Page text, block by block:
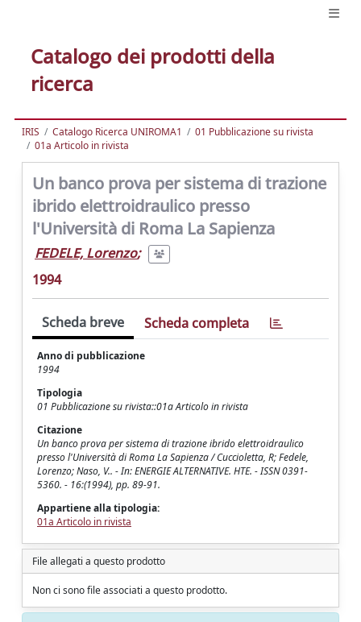
Catalogo dei prodotti della
ricerca
IRIS Catalogo Ricerca UNIROMA1
01 Pubblicazione su rivista
01a Articolo in rivista
Un banco prova per sistema di trazione
ibrido elettroidraulico presso
l'Università di Roma La Sapienza
FEDELE, Lorenzo;
1994
Scheda breve Scheda completa
Anno di pubblicazione
1994
Tipologia
01 Pubblicazione su rivista::01a Articolo in rivista
Citazione
Un banco prova per sistema di trazione ibrido elettroidraulico
presso l'Università di Roma La Sapienza / Cuccioletta, R; Fedele,
Lorenzo; Naso, V.. - In: ENERGIE ALTERNATIVE. HTE. - ISSN 0391-
5360. - 16:(1994), pp. 89-91.
Appartiene alla tipologia:
01a Articolo in rivista
File allegati a questo prodotto
Non ci sono file associati a questo prodotto.